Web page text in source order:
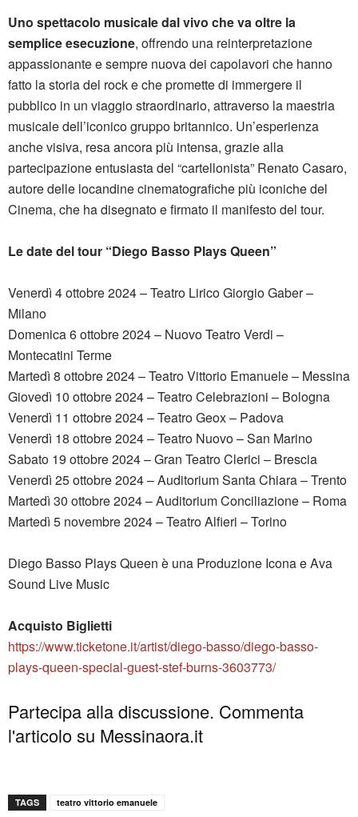
Uno spettacolo musicale dal vivo che va oltre la
semplice esecuzione, offrendo una reinterpretazione
appassionante e sempre nuova dei capolavori che hanno
fatto la storia del rock e che promette di immergere il
pubblico in un viaggio straordinario, attraverso la maestria
musicale dell’iconico gruppo britannico. Un’esperienza
anche visiva, resa ancora più intensa, grazie alla
partecipazione entusiasta del “cartellonista” Renato Casaro,
autore delle locandine cinematografiche più iconiche del
Cinema, che ha disegnato e firmato il manifesto del tour.
Le date del tour “Diego Basso Plays Queen”
Venerdì 4 ottobre 2024 – Teatro Lirico Giorgio Gaber –
Milano
Domenica 6 ottobre 2024 – Nuovo Teatro Verdi –
Montecatini Terme
Martedì 8 ottobre 2024 – Teatro Vittorio Emanuele – Messina
Giovedì 10 ottobre 2024 – Teatro Celebrazioni – Bologna
Venerdì 11 ottobre 2024 – Teatro Geox – Padova
Venerdì 18 ottobre 2024 – Teatro Nuovo – San Marino
Sabato 19 ottobre 2024 – Gran Teatro Clerici – Brescia
Venerdì 25 ottobre 2024 – Auditorium Santa Chiara – Trento
Martedì 30 ottobre 2024 – Auditorium Conciliazione – Roma
Martedì 5 novembre 2024 – Teatro Alfieri – Torino
Diego Basso Plays Queen è una Produzione Icona e Ava
Sound Live Music
Acquisto Biglietti
https://www.ticketone.it/artist/diego-basso/diego-basso-
plays-queen-special-guest-stef-burns-3603773/
Partecipa alla discussione. Commenta
l'articolo su Messinaora.it
TAGS teatro vittorio emanuele